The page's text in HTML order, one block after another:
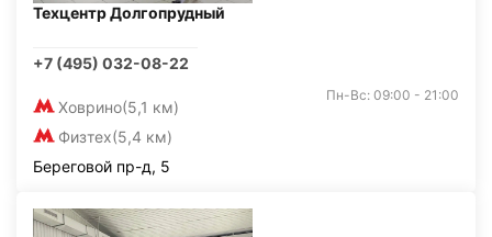
Техцентр Долгопрудный
+7 (495) 032-08-22
Ховрино(5,1 км)
Физтех(5,4 км)
Пн-Вс: 09:00 - 21:00
Береговой пр-д, 5